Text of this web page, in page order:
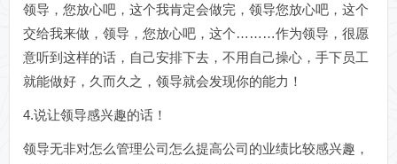
领导，您放心吧，这个我肯定会做完，领导您放心吧，这个
交给我来做，领导，您放心吧，这个………作为领导，很愿
意听到这样的话，自己安排下去，不用自己操心，手下员工
就能做好，久而久之，领导就会发现你的能力！
4.说让领导感兴趣的话！
领导无非对怎么管理公司怎么提高公司的业绩比较感兴趣，